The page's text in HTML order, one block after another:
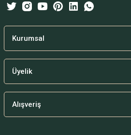
Bu ürüne benzer farklı alternatifler olmalı.
Kurumsal
Üyelik
Alışveriş